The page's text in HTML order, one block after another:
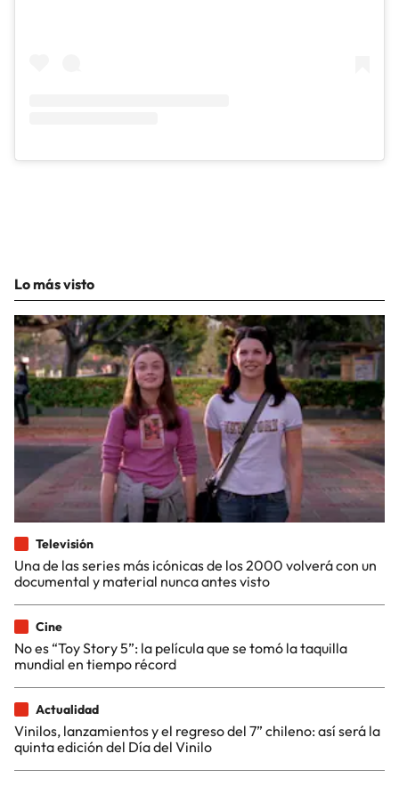
Lo más visto
Televisión
Una de las series más icónicas de los 2000 volverá con un
documental y material nunca antes visto
Cine
No es “Toy Story 5”: la película que se tomó la taquilla
mundial en tiempo récord
Actualidad
Vinilos, lanzamientos y el regreso del 7” chileno: así será la
quinta edición del Día del Vinilo